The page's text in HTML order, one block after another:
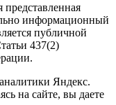
информационный
публичной
437(2)
Яндекс.
на сайте, вы даете